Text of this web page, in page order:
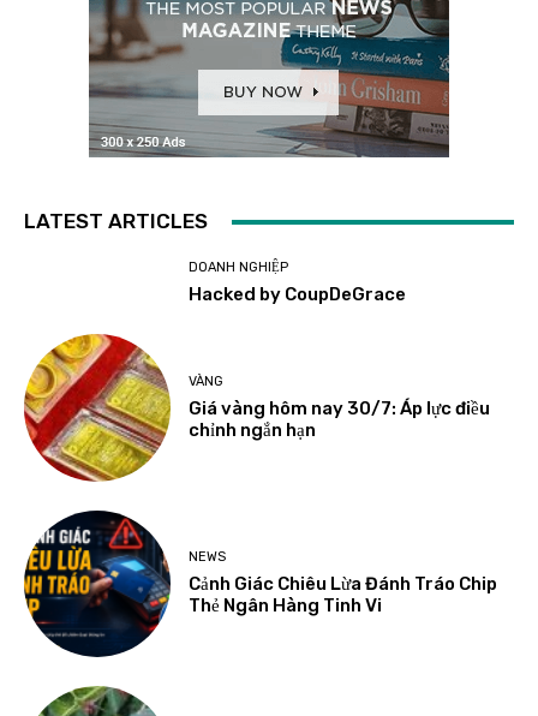
LATEST ARTICLES
DOANH NGHIỆP
Hacked by CoupDeGrace
VÀNG
Giá vàng hôm nay 30/7: Áp lực điều
chỉnh ngắn hạn
NEWS
Cảnh Giác Chiêu Lừa Đánh Tráo Chip
Thẻ Ngân Hàng Tinh Vi